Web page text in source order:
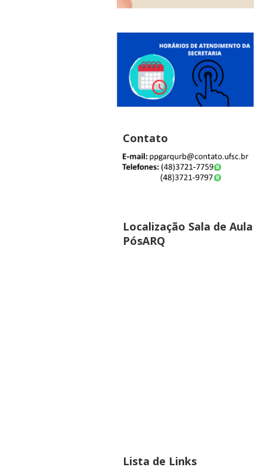
Contato
Localização Sala de Aula
PósARQ
Lista de Links